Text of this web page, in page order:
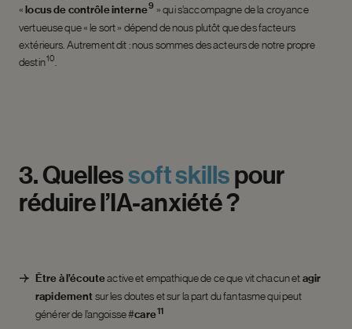
«locus de contrôle interne9 » qui s’accompagne de la croyance
vertueuse que « le sort » dépend de nous plutôt que des facteurs
extérieurs. Autrement dit : nous sommes des acteurs de notre propre
destin10
3.Quellessoftskillspour
réduirel’IA-anxiété?
Être à l’écouteactive et empathique de ce que vit chacun etagir
rapidementsur les doutes et sur la part du fantasme qui peut
générer de l’angoisse#care11